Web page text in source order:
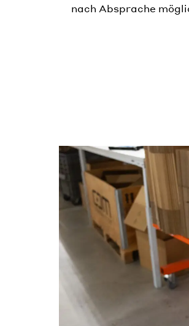
nach Absprache